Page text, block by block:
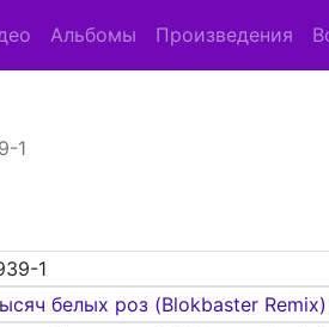
Альбомы Произведения
1
1
белых роз (Blokbaster